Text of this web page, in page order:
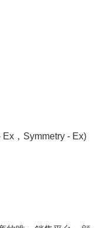
，Symmetry - Ex)